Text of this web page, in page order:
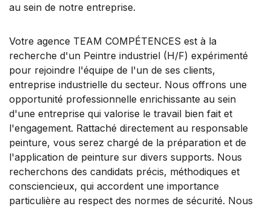
au sein de notre entreprise.
Votre agence TEAM COMPÉTENCES est à la
recherche d'un Peintre industriel (H/F) expérimenté
pour rejoindre l'équipe de l'un de ses clients,
entreprise industrielle du secteur. Nous offrons une
opportunité professionnelle enrichissante au sein
d'une entreprise qui valorise le travail bien fait et
l'engagement. Rattaché directement au responsable
peinture, vous serez chargé de la préparation et de
l'application de peinture sur divers supports. Nous
recherchons des candidats précis, méthodiques et
consciencieux, qui accordent une importance
particulière au respect des normes de sécurité. Nous